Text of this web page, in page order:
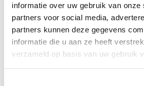
informatie over uw gebruik van onze
partners voor social media,
partners kunnen deze gegevens
informatie die u aan ze heeft
verzameld op basis van uw gebruik
Hans Niemann doet de
zaken op de
ratinglijst is hij
terwijl Giri op die lijst is